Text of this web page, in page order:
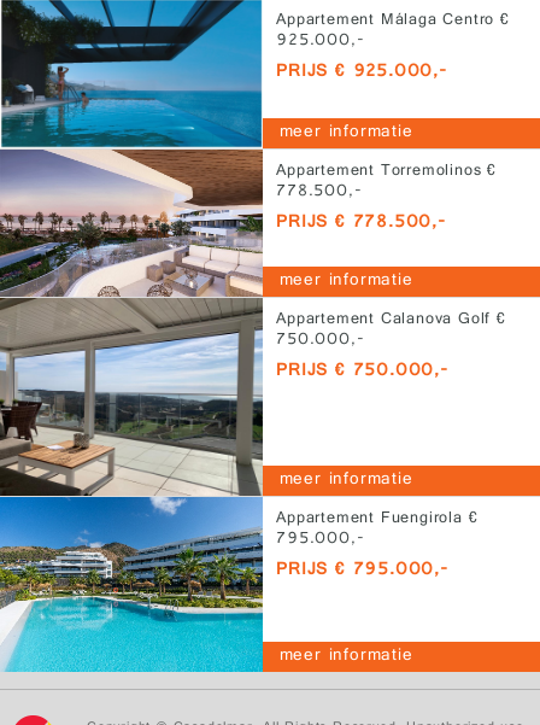
Appartement Málaga Centro €
925.000,-
PRIJS € 925.000,-
meer informatie
Appartement Torremolinos €
778.500,-
PRIJS € 778.500,-
meer informatie
Appartement Calanova Golf €
750.000,-
PRIJS € 750.000,-
meer informatie
Appartement Fuengirola €
795.000,-
PRIJS € 795.000,-
meer informatie